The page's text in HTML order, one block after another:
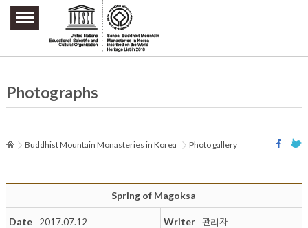
주요메뉴 바로가기
본문 바로가기
하단메뉴 바로가기
Photographs
Buddhist Mountain Monasteries in Korea Photo gallery
Spring of Magoksa
Date 2017.07.12 Writer 관리자